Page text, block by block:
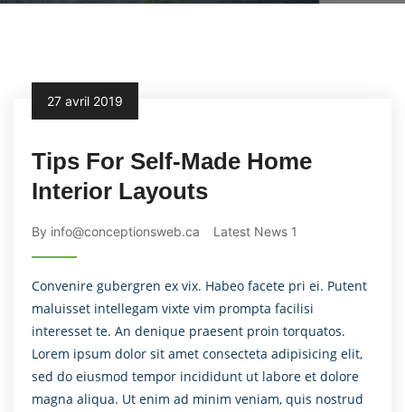
27 avril 2019
Tips For Self-Made Home
Interior Layouts
By info@conceptionsweb.ca Latest News 1
Convenire gubergren ex vix. Habeo facete pri ei. Putent
maluisset intellegam vixte vim prompta facilisi
interesset te. An denique praesent proin torquatos.
Lorem ipsum dolor sit amet consecteta adipisicing elit,
sed do eiusmod tempor incididunt ut labore et dolore
magna aliqua. Ut enim ad minim veniam, quis nostrud